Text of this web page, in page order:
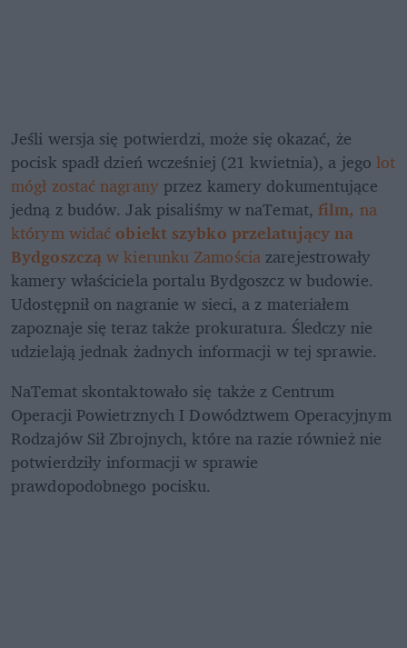
Jeśli wersja się potwierdzi, może się okazać, że
pocisk spadł dzień wcześniej (21 kwietnia), a jego lot
mógł zostać nagrany przez kamery dokumentujące
jedną z budów. Jak pisaliśmy w naTemat, film, na
którym widać obiekt szybko przelatujący na
Bydgoszczą w kierunku Zamościa zarejestrowały
kamery właściciela portalu Bydgoszcz w budowie.
Udostępnił on nagranie w sieci, a z materiałem
zapoznaje się teraz także prokuratura. Śledczy nie
udzielają jednak żadnych informacji w tej sprawie.
NaTemat skontaktowało się także z Centrum
Operacji Powietrznych I Dowództwem Operacyjnym
Rodzajów Sił Zbrojnych, które na razie również nie
potwierdziły informacji w sprawie
prawdopodobnego pocisku.